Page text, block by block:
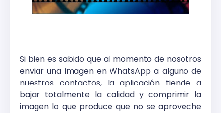
Si bien es sabido que al momento de nosotros
enviar una imagen en WhatsApp a alguno de
nuestros contactos, la aplicación tiende a
bajar totalmente la calidad y comprimir la
imagen lo que produce que no se aproveche